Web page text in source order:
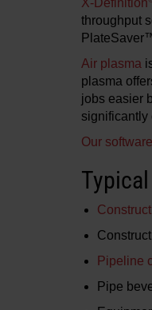
X-Definition
throughput
Air plasma
plasma
jobs easier
significantly
Our software
Pipeline
Pipe